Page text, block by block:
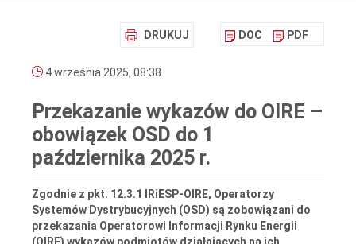
DRUKUJ DOC PDF
4 września 2025, 08:38
Przekazanie wykazów do OIRE –
obowiązek OSD do 1
października 2025 r.
Zgodnie z pkt. 12.3.1 IRiESP-OIRE, Operatorzy
Systemów Dystrybucyjnych (OSD) są zobowiązani do
przekazania Operatorowi Informacji Rynku Energii
(OIRE) wykazów podmiotów działających na ich